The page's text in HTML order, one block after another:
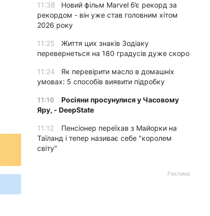
11:38
Новий фільм Marvel б’є рекорд за
рекордом - він уже став головним хітом
2026 року
11:25
Життя цих знаків Зодіаку
перевернеться на 180 градусів дуже скоро
11:24
Як перевірити масло в домашніх
умовах: 5 способів виявити підробку
11:16
Росіяни просунулися у Часовому
Яру, - DeepState
11:12
Пенсіонер переїхав з Майорки на
Таїланд і тепер називає себе "королем
світу"
Реклама